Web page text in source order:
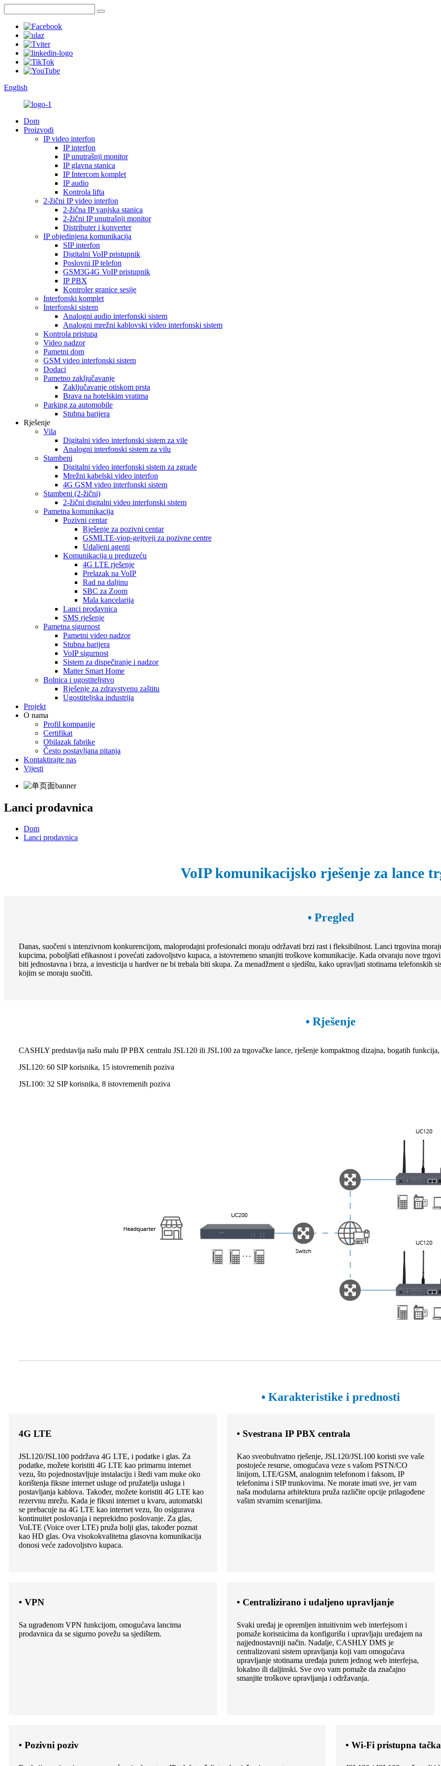
English
Dom
Proizvodi
IP video interfon
IP interfon
IP unutrašnji monitor
IP glavna stanica
IP Intercom komplet
IP audio
Kontrola lifta
2-žični IP video interfon
2-žična IP vanjska stanica
2-žični IP unutrašnji monitor
Distributer i konverter
IP objedinjena komunikacija
SIP interfon
Digitalni VoIP pristupnik
Poslovni IP telefon
GSM3G4G VoIP pristupnik
IP PBX
Kontroler granice sesije
Interfonski komplet
Interfonski sistem
Analogni audio interfonski sistem
Analogni mrežni kablovski video interfonski sistem
Kontrola pristupa
Video nadzor
Pametni dom
GSM video interfonski sistem
Dodaci
Pametno zaključavanje
Zaključavanje otiskom prsta
Brava na hotelskim vratima
Parking za automobile
Stubna barijera
Rješenje
Vila
Digitalni video interfonski sistem za vile
Analogni interfonski sistem za vilu
Stambeni
Digitalni video interfonski sistem za zgrade
Mrežni kabelski video interfon
4G GSM video interfonski sistem
Stambeni (2-žični)
2-žični digitalni video interfonski sistem
Pametna komunikacija
Pozivni centar
Rješenje za pozivni centar
GSMLTE-viop-gejtveji za pozivne centre
Udaljeni agenti
Komunikacija u preduzeću
4G LTE rješenje
Prelazak na VoIP
Rad na daljinu
SBC za Zoom
Mala kancelarija
Lanci prodavnica
SMS rješenje
Pametna sigurnost
Pametni video nadzor
Stubna barijera
VoIP sigurnost
Sistem za dispečiranje i nadzor
Matter Smart Home
Bolnica i ugostiteljstvo
Rješenje za zdravstvenu zaštitu
Ugostiteljska industrija
Projekt
O nama
Profil kompanije
Certifikat
Obilazak fabrike
Često postavljana pitanja
Kontaktirajte nas
Vijesti
Lanci prodavnica
Dom
Lanci prodavnica
VoIP komunikacijsko rješenje za lance
• Pregled
Danas, suočeni s intenzivnom konkurencijom, maloprodajni profesionalci moraju održavati brzi rast i fleksibilnost. Lanci trgovina
kupcima, poboljšati efikasnost i povećati zadovoljstvo kupaca, a istovremeno smanjiti troškove komunikacije. Kada otvaraju nove
biti jednostavna i brza, a investicija u hardver ne bi trebala biti skupa. Za menadžment u sjedištu, kako upravljati stotinama telefonskih
kojim se moraju suočiti.
• Rješenje
CASHLY predstavlja našu malu IP PBX centralu JSL120 ili JSL100 za trgovačke lance, rješenje kompaktnog dizajna, bogatih
JSL120: 60 SIP korisnika, 15 istovremenih poziva
JSL100: 32 SIP korisnika, 8 istovremenih poziva
• Karakteristike i prednosti
4G LTE
JSL120/JSL100 podržava 4G LTE, i podatke i glas. Za
podatke, možete koristiti 4G LTE kao primarnu internet
vezu, što pojednostavljuje instalaciju i štedi vam muke oko
korištenja fiksne internet usluge od pružatelja usluga i
postavljanja kablova. Također, možete koristiti 4G LTE kao
rezervnu mrežu. Kada je fiksni internet u kvaru, automatski
se prebacuje na 4G LTE kao internet vezu, što osigurava
kontinuitet poslovanja i neprekidno poslovanje. Za glas,
VoLTE (Voice over LTE) pruža bolji glas, također poznat
kao HD glas. Ova visokokvalitetna glasovna komunikacija
donosi veće zadovoljstvo kupaca.
• Svestrana IP PBX centrala
Kao sveobuhvatno rješenje, JSL120/JSL100 koristi sve vaše
postojeće resurse, omogućava veze s vašom PSTN/CO
linijom, LTE/GSM, analognim telefonom i faksom, IP
telefonima i SIP trunkovima. Ne morate imati sve, jer vam
naša modularna arhitektura pruža različite opcije prilagođene
vašim stvarnim scenarijima.
• VPN
Sa ugrađenom VPN funkcijom, omogućava lancima
prodavnica da se sigurno povežu sa sjedištem.
• Centralizirano i udaljeno upravljanje
Svaki uređaj je opremljen intuitivnim web interfejsom i
pomaže korisnicima da konfigurišu i upravljaju uređajem na
najjednostavniji način. Nadalje, CASHLY DMS je
centralizovani sistem upravljanja koji vam omogućava
upravljanje stotinama uređaja putem jednog web interfejsa,
lokalno ili daljinski. Sve ovo vam pomaže da značajno
smanjite troškove upravljanja i održavanja.
• Pozivni poziv • Wi-Fi pristupna tačka